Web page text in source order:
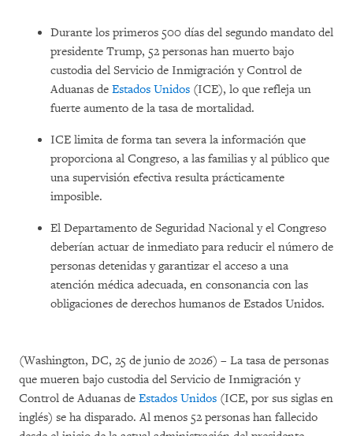
Durante los primeros 500 días del segundo mandato del
presidente Trump, 52 personas han muerto bajo
custodia del Servicio de Inmigración y Control de
Aduanas de Estados Unidos (ICE), lo que refleja un
fuerte aumento de la tasa de mortalidad.
ICE limita de forma tan severa la información que
proporciona al Congreso, a las familias y al público que
una supervisión efectiva resulta prácticamente
imposible.
El Departamento de Seguridad Nacional y el Congreso
deberían actuar de inmediato para reducir el número de
personas detenidas y garantizar el acceso a una
atención médica adecuada, en consonancia con las
obligaciones de derechos humanos de Estados Unidos.
(Washington, DC, 25 de junio de 2026) – La tasa de personas
que mueren bajo custodia del Servicio de Inmigración y
Control de Aduanas de Estados Unidos (ICE, por sus siglas en
inglés) se ha disparado. Al menos 52 personas han fallecido